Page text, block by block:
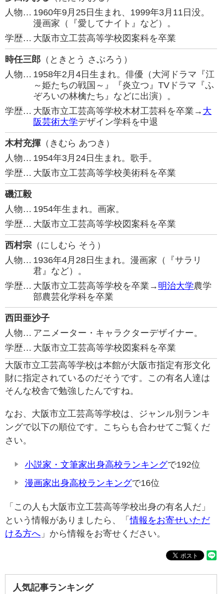
人物… 1960年9月25日生まれ、1999年3月11日没。
漫画家（『愛してナイト』など）。
学歴… 大阪市立工芸高等学校図案科を卒業
時任三郎 （ときとう さぶろう）
人物… 1958年2月4日生まれ。俳優（大河ドラマ『江
～姫たちの戦国～』『炎立つ』TVドラマ『ふ
ぞろいの林檎たち』などに出演）。
学歴… 大阪市立工芸高等学校木材工芸科を卒業→ 大
阪芸術大学デザイン学科を中退
木村充揮 （きむら あつき）
人物… 1954年3月24日生まれ。歌手。
学歴… 大阪市立工芸高等学校美術科を卒業
磯江毅
人物… 1954年生まれ。画家。
学歴… 大阪市立工芸高等学校図案科を卒業
西村宗 （にしむら そう）
人物… 1936年4月28日生まれ。漫画家（『サラリ
君』など）。
学歴… 大阪市立工芸高等学校を卒業→ 明治大学農学
部農芸化学科を卒業
西田亜沙子
人物… アニメーター・キャラクターデザイナー。
学歴… 大阪市立工芸高等学校図案科を卒業
大阪市立工芸高等学校は本館が大阪市指定有形文化
財に指定されているのだそうです。この有名人達は
そんな校舎で勉強したんですね。
なお、大阪市立工芸高等学校は、ジャンル別ランキ
ングで以下の順位です。こちらも合わせてご覧くだ
さい。
小説家・文筆家出身高校ランキングで192位
漫画家出身高校ランキングで16位
「この人も大阪市立工芸高等学校出身の有名人だ」
という情報がありましたら、「情報をお寄せいただ
ける方へ 」から情報をお寄せください。
人気記事ランキング